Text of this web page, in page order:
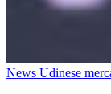
News Udinese